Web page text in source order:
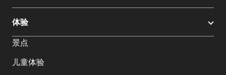
体验
景点
儿童体验